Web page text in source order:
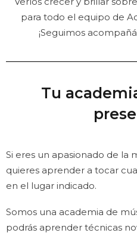
para todo el equipo de
¡Seguimos
Tu
Si eres un apasionado de la
quieres aprender a tocar
en el lugar indicado.
Somos una academia de
podrás aprender técnicas